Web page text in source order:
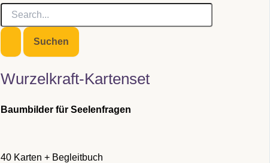
S
c
e
n
c
h
Wurzelkraft-Kartenset
Baumbilder für Seelenfragen
40 Karten + Begleitbuch